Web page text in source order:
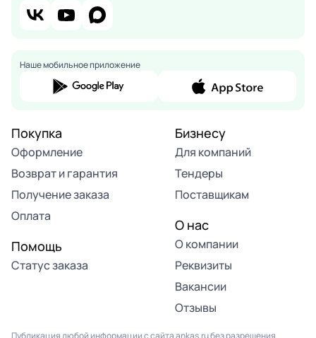
Наше мобильное приложение
Покупка
Оформление
Возврат и гарантия
Получение заказа
Оплата
Помощь
Статус заказа
Бизнесу
Для компаний
Тендеры
Поставщикам
О нас
О компании
Реквизиты
Вакансии
Отзывы
Публикация любой информации с сайта ankas.ru без разрешения